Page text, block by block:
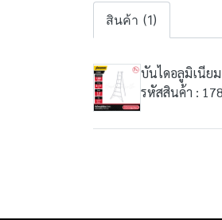
สินค้า (1)
บันไดอลูมิเนียม
รหัสสินค้า :